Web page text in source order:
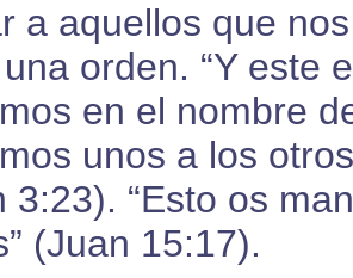
a aquellos que
orden. “Y este
en el nombre
unos a los
3:23). “Esto os
(Juan 15:17).